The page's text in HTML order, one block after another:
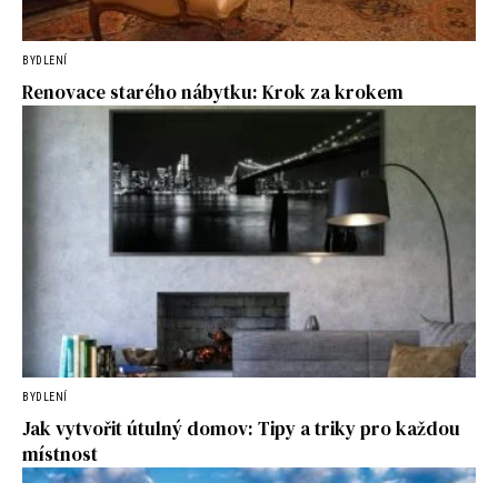
BYDLENÍ
Renovace starého nábytku: Krok za krokem
BYDLENÍ
Jak vytvořit útulný domov: Tipy a triky pro každou
místnost